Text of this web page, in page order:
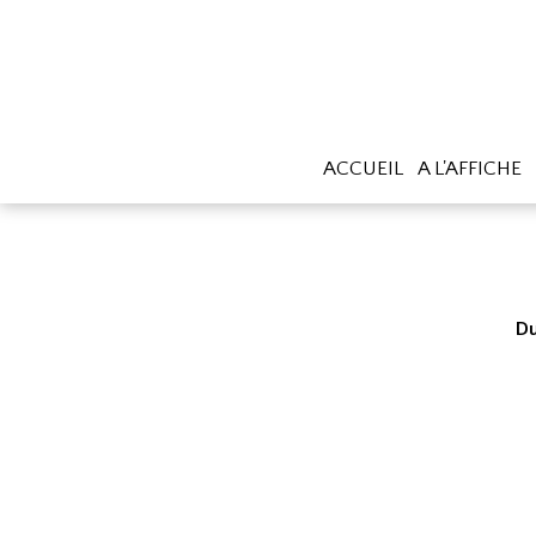
ACCUEIL A L'AFFICHE